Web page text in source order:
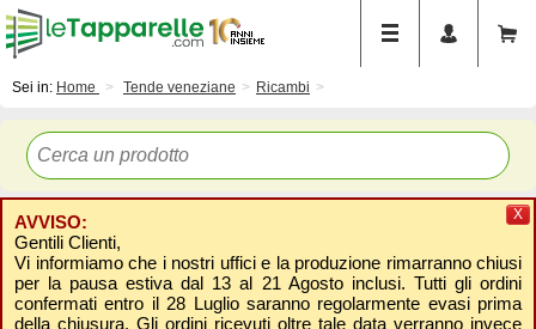
Sei in: Home Tende veneziane Ricambi
AVVISO:
Gentili Clienti,
Vi informiamo che i nostri uffici e la produzione rimarranno chiusi
per la pausa estiva dal 13 al 21 Agosto inclusi. Tutti gli ordini
confermati entro il 28 Luglio saranno regolarmente evasi prima
della chiusura. Gli ordini ricevuti oltre tale data verranno invece
X